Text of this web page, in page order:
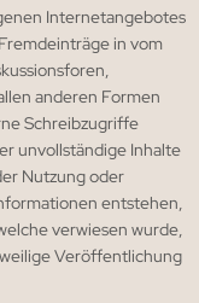
Internetangebotes
in vom
anderen Formen
Schreibzugriffe
unvollständige Inhalte
Nutzung oder
entstehen,
verwiesen wurde,
Veröffentlichung